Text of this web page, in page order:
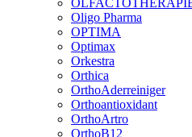
Oligo Pharma
OPTIMA
Optimax
Orkestra
Orthica
OrthoAderreiniger
Orthoantioxidant
OrthoArtro
OrthoB12